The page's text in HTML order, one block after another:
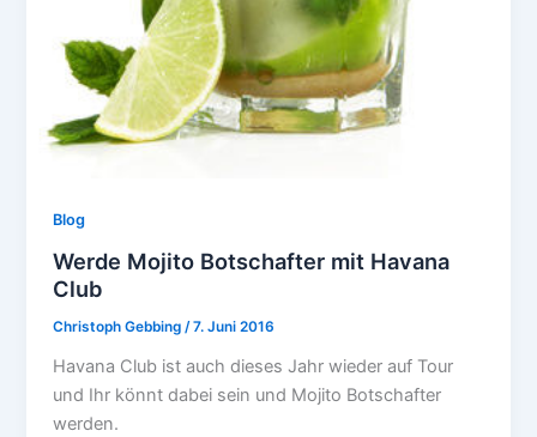
Blog
Werde Mojito Botschafter mit Havana
Club
Christoph Gebbing/7. Juni 2016
Havana Club ist auch dieses Jahr wieder auf Tour
und Ihr könnt dabei sein und Mojito Botschafter
werden.